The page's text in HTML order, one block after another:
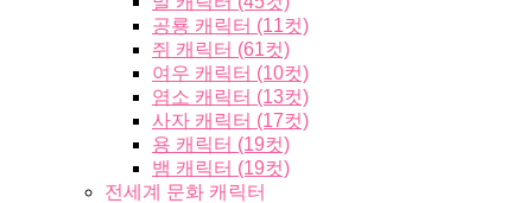
공룡 캐릭터 (11컷)
쥐 캐릭터 (61컷)
여우 캐릭터 (10컷)
염소 캐릭터 (13컷)
사자 캐릭터 (17컷)
용 캐릭터 (19컷)
뱀 캐릭터 (19컷)
전세계 문화 캐릭터